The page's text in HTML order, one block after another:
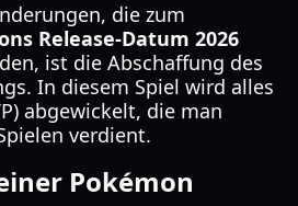
die zum
Release-Datum 2026
ist die Abschaffung des
In diesem Spiel wird alles
abgewickelt, die man
verdient.
Pokémon